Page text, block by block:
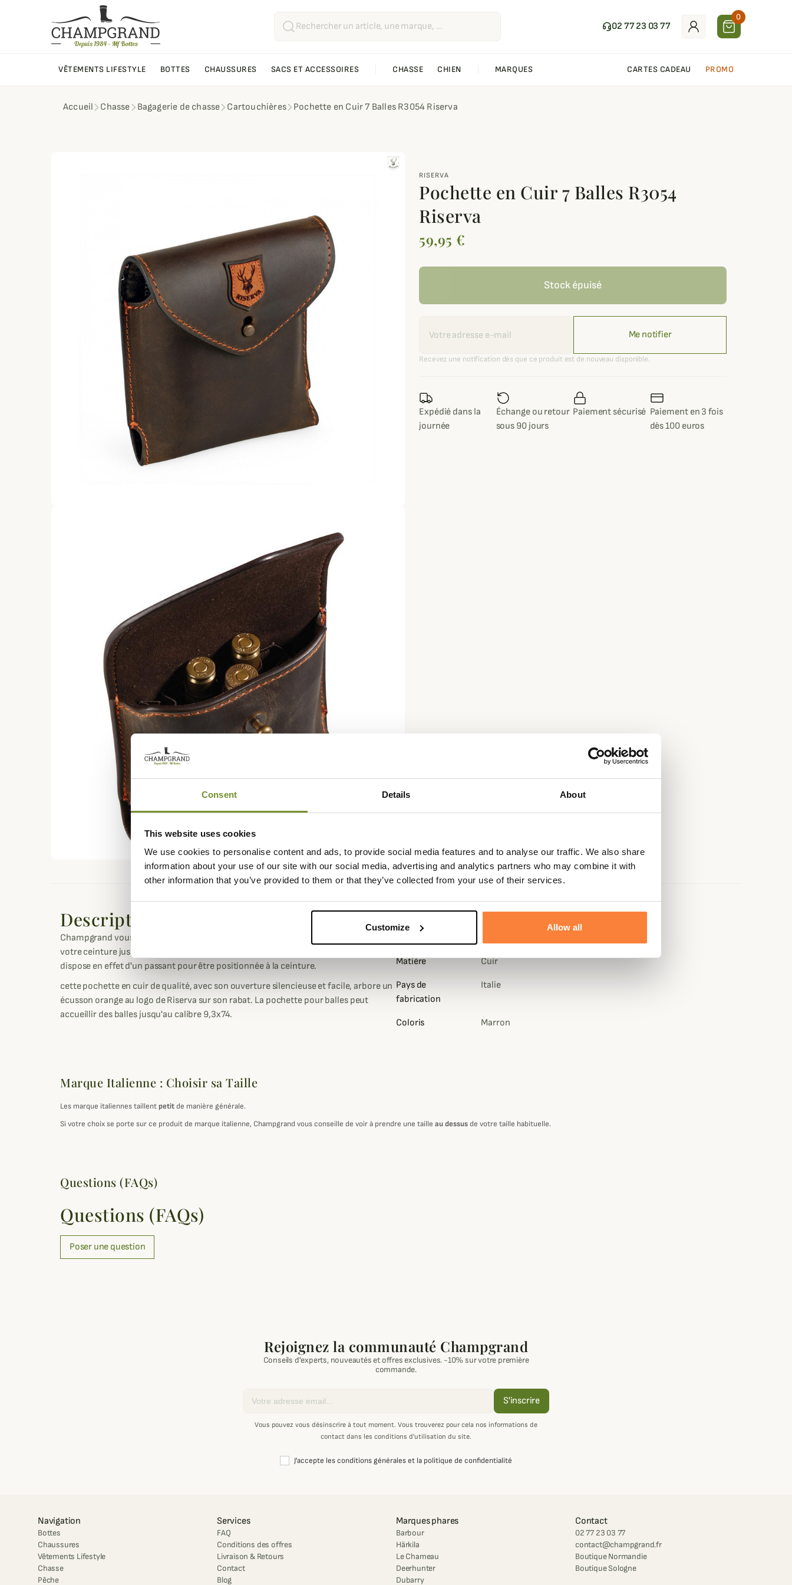
Consent Details About
This website uses cookies
We use cookies to personalise content and ads, to provide social media features and to analyse our traffic. We also share
information about your use of our site with our social media, advertising and analytics partners who may combine it with
other information that you’ve provided to them or that they’ve collected from your use of their services.
Customize Allow all
02 77 23 03 77
0
VÊTEMENTS LIFESTYLE BOTTES CHAUSSURES SACS ET ACCESSOIRES CHASSE CHIEN MARQUES CARTES CADEAU PROMO
Accueil Chasse Bagagerie de chasse Cartouchières Pochette en Cuir 7 Balles R3054 Riserva
RISERVA
Pochette en Cuir 7 Balles R3054
Riserva
59,95 €
Stock épuisé
Me notifier
Recevez une notification dès que ce produit est de nouveau disponible.
Expédié dans la
journée
Échange ou retour
sous 90 jours
Paiement sécurisé Paiement en 3 fois
dès 100 euros
Description
Champgrand vous propose cet étui à balles de Riserva, Vous pourrez conserver à
votre ceinture jusqu'à 7 balles pour vos battues en gros gibier. La pochette R3054
dispose en effet d'un passant pour être positionnée à la ceinture.
cette pochette en cuir de qualité, avec son ouverture silencieuse et facile, arbore un
écusson orange au logo de Riserva sur son rabat. La pochette pour balles peut
accueillir des balles jusqu'au calibre 9,3x74.
Fiche technique
Matière Cuir
Pays de
fabrication
Italie
Coloris Marron
Marque Italienne : Choisir sa Taille
Les marque italiennes taillentpetitde manière générale.
Si votre choix se porte sur ce produit de marque italienne, Champgrand vous conseille de voir à prendre une taille au dessusde votre taille habituelle.
Questions (FAQs)
Questions (FAQs)
Poser une question
Rejoignez la communauté Champgrand
Conseils d'experts, nouveautés et offres exclusives. -10% sur votre première
commande.
S'inscrire
Vous pouvez vous désinscrire à tout moment. Vous trouverez pour cela nos informations de
contact dans les conditions d'utilisation du site.
J'accepte les conditions générales et la politique de confidentialité
Navigation
Bottes
Chaussures
Vêtements Lifestyle
Chasse
Pêche
Services
FAQ
Conditions des offres
Livraison & Retours
Contact
Blog
Marques phares
Barbour
Härkila
Le Chameau
Deerhunter
Dubarry
Contact
02 77 23 03 77
contact@champgrand.fr
Boutique Normandie
Boutique Sologne